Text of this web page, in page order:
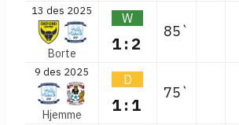
13 des 2025
Borte
W
1:2
85`
9 des 2025
Hjemme
D
1:1
75`